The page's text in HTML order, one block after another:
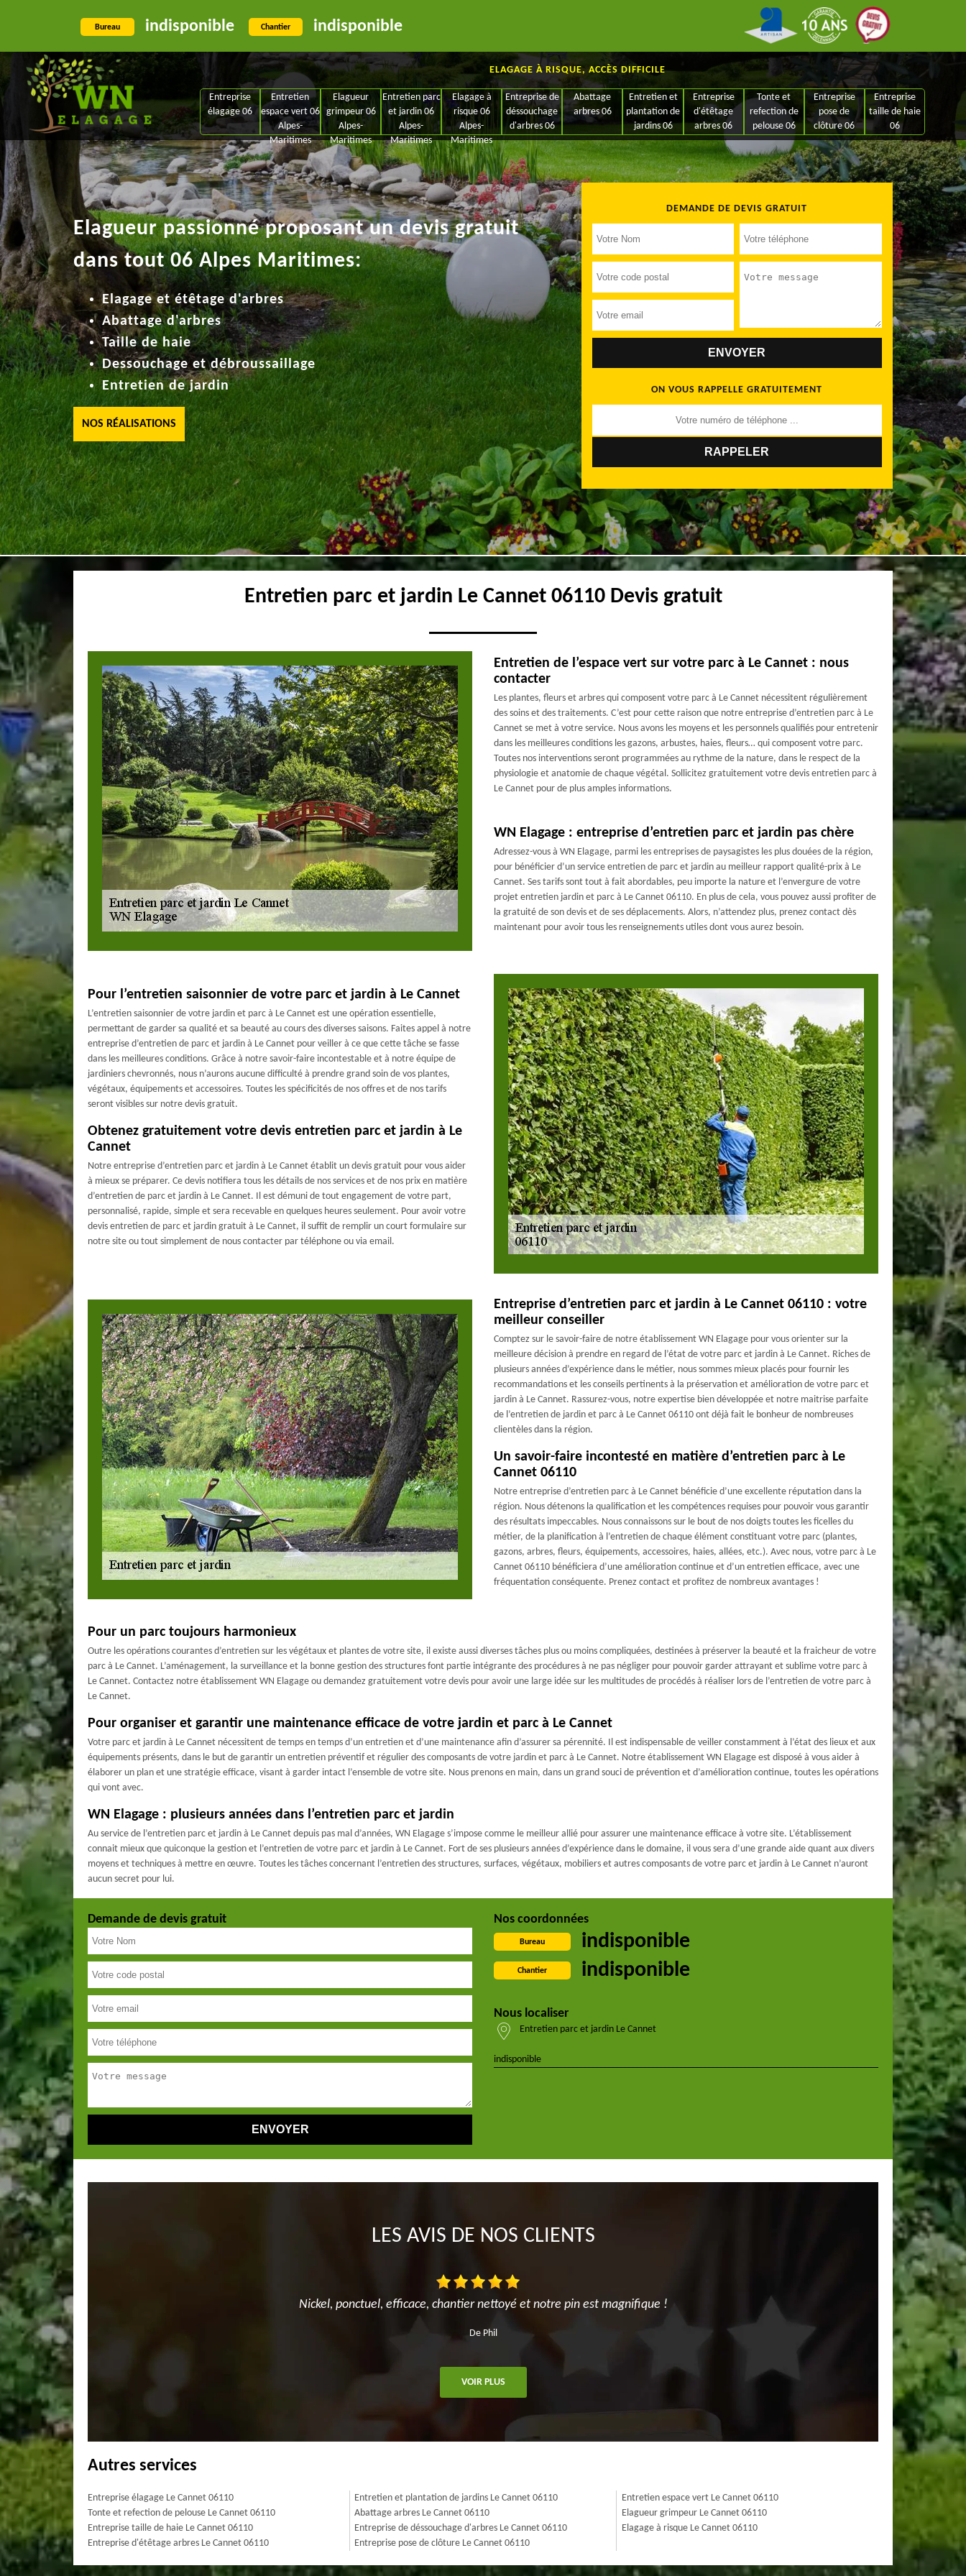
Bureau indisponible Chantier indisponible
ELAGAGE À RISQUE, ACCÈS DIFFICILE
Entreprise
élagage 06
Entretien
espace vert 06
Alpes-
Maritimes
Elagueur
grimpeur 06
Alpes-
Maritimes
Entretien parc
et jardin 06
Alpes-
Maritimes
Elagage à
risque 06
Alpes-
Maritimes
Entreprise de
déssouchage
d'arbres 06
Abattage
arbres 06
Entretien et
plantation de
jardins 06
Entreprise
d'étêtage
arbres 06
Tonte et
refection de
pelouse 06
Entreprise
pose de
clôture 06
Entreprise
taille de haie
06
DEMANDE DE DEVIS GRATUIT
ON VOUS RAPPELLE GRATUITEMENT
Elagueur passionné proposant un devis gratuit
dans tout 06 Alpes Maritimes:
Elagage et étêtage d'arbres
Abattage d'arbres
Taille de haie
Dessouchage et débroussaillage
Entretien de jardin
NOS RÉALISATIONS
Entretien parc et jardin Le Cannet 06110 Devis gratuit
Entretien de l’espace vert sur votre parc à Le Cannet : nous
contacter
Les plantes, fleurs et arbres qui composent votre parc à Le Cannet nécessitent régulièrement
des soins et des traitements. C’est pour cette raison que notre entreprise d’entretien parc à Le
Cannet se met à votre service. Nous avons les moyens et les personnels qualifiés pour entretenir
dans les meilleures conditions les gazons, arbustes, haies, fleurs… qui composent votre parc.
Toutes nos interventions seront programmées au rythme de la nature, dans le respect de la
physiologie et anatomie de chaque végétal. Sollicitez gratuitement votre devis entretien parc à
Le Cannet pour de plus amples informations.
WN Elagage : entreprise d’entretien parc et jardin pas chère
Adressez-vous à WN Elagage, parmi les entreprises de paysagistes les plus douées de la région,
pour bénéficier d’un service entretien de parc et jardin au meilleur rapport qualité-prix à Le
Cannet. Ses tarifs sont tout à fait abordables, peu importe la nature et l’envergure de votre
projet entretien jardin et parc à Le Cannet 06110. En plus de cela, vous pouvez aussi profiter de
la gratuité de son devis et de ses déplacements. Alors, n’attendez plus, prenez contact dès
maintenant pour avoir tous les renseignements utiles dont vous aurez besoin.
Pour l’entretien saisonnier de votre parc et jardin à Le Cannet
L’entretien saisonnier de votre jardin et parc à Le Cannet est une opération essentielle,
permettant de garder sa qualité et sa beauté au cours des diverses saisons. Faites appel à notre
entreprise d’entretien de parc et jardin à Le Cannet pour veiller à ce que cette tâche se fasse
dans les meilleures conditions. Grâce à notre savoir-faire incontestable et à notre équipe de
jardiniers chevronnés, nous n’aurons aucune difficulté à prendre grand soin de vos plantes,
végétaux, équipements et accessoires. Toutes les spécificités de nos offres et de nos tarifs
seront visibles sur notre devis gratuit.
Obtenez gratuitement votre devis entretien parc et jardin à Le
Cannet
Notre entreprise d’entretien parc et jardin à Le Cannet établit un devis gratuit pour vous aider
à mieux se préparer. Ce devis notifiera tous les détails de nos services et de nos prix en matière
d’entretien de parc et jardin à Le Cannet. Il est démuni de tout engagement de votre part,
personnalisé, rapide, simple et sera recevable en quelques heures seulement. Pour avoir votre
devis entretien de parc et jardin gratuit à Le Cannet, il suffit de remplir un court formulaire sur
notre site ou tout simplement de nous contacter par téléphone ou via email.
Entreprise d’entretien parc et jardin à Le Cannet 06110 : votre
meilleur conseiller
Comptez sur le savoir-faire de notre établissement WN Elagage pour vous orienter sur la
meilleure décision à prendre en regard de l’état de votre parc et jardin à Le Cannet. Riches de
plusieurs années d’expérience dans le métier, nous sommes mieux placés pour fournir les
recommandations et les conseils pertinents à la préservation et amélioration de votre parc et
jardin à Le Cannet. Rassurez-vous, notre expertise bien développée et notre maitrise parfaite
de l’entretien de jardin et parc à Le Cannet 06110 ont déjà fait le bonheur de nombreuses
clientèles dans la région.
Un savoir-faire incontesté en matière d’entretien parc à Le
Cannet 06110
Notre entreprise d’entretien parc à Le Cannet bénéficie d’une excellente réputation dans la
région. Nous détenons la qualification et les compétences requises pour pouvoir vous garantir
des résultats impeccables. Nous connaissons sur le bout de nos doigts toutes les ficelles du
métier, de la planification à l’entretien de chaque élément constituant votre parc (plantes,
gazons, arbres, fleurs, équipements, accessoires, haies, allées, etc.). Avec nous, votre parc à Le
Cannet 06110 bénéficiera d’une amélioration continue et d’un entretien efficace, avec une
fréquentation conséquente. Prenez contact et profitez de nombreux avantages !
Pour un parc toujours harmonieux
Outre les opérations courantes d’entretien sur les végétaux et plantes de votre site, il existe aussi diverses tâches plus ou moins compliquées, destinées à préserver la beauté et la fraicheur de votre
parc à Le Cannet. L’aménagement, la surveillance et la bonne gestion des structures font partie intégrante des procédures à ne pas négliger pour pouvoir garder attrayant et sublime votre parc à
Le Cannet. Contactez notre établissement WN Elagage ou demandez gratuitement votre devis pour avoir une large idée sur les multitudes de procédés à réaliser lors de l’entretien de votre parc à
Le Cannet.
Pour organiser et garantir une maintenance efficace de votre jardin et parc à Le Cannet
Votre parc et jardin à Le Cannet nécessitent de temps en temps d’un entretien et d’une maintenance afin d’assurer sa pérennité. Il est indispensable de veiller constamment à l’état des lieux et aux
équipements présents, dans le but de garantir un entretien préventif et régulier des composants de votre jardin et parc à Le Cannet. Notre établissement WN Elagage est disposé à vous aider à
élaborer un plan et une stratégie efficace, visant à garder intact l’ensemble de votre site. Nous prenons en main, dans un grand souci de prévention et d’amélioration continue, toutes les opérations
qui vont avec.
WN Elagage : plusieurs années dans l’entretien parc et jardin
Au service de l’entretien parc et jardin à Le Cannet depuis pas mal d’années, WN Elagage s’impose comme le meilleur allié pour assurer une maintenance efficace à votre site. L’établissement
connait mieux que quiconque la gestion et l’entretien de votre parc et jardin à Le Cannet. Fort de ses plusieurs années d’expérience dans le domaine, il vous sera d’une grande aide quant aux divers
moyens et techniques à mettre en œuvre. Toutes les tâches concernant l’entretien des structures, surfaces, végétaux, mobiliers et autres composants de votre parc et jardin à Le Cannet n’auront
aucun secret pour lui.
Demande de devis gratuit Nos coordonnées
Bureau indisponible
Chantier indisponible
Nous localiser
Entretien parc et jardin Le Cannet
indisponible
LES AVIS DE NOS CLIENTS
Nickel, ponctuel, efficace, chantier nettoyé et notre pin est magnifique !
De Phil
VOIR PLUS
Autres services
Entreprise élagage Le Cannet 06110
Tonte et refection de pelouse Le Cannet 06110
Entreprise taille de haie Le Cannet 06110
Entreprise d'étêtage arbres Le Cannet 06110
Entretien et plantation de jardins Le Cannet 06110
Abattage arbres Le Cannet 06110
Entreprise de déssouchage d'arbres Le Cannet 06110
Entreprise pose de clôture Le Cannet 06110
Entretien espace vert Le Cannet 06110
Elagueur grimpeur Le Cannet 06110
Elagage à risque Le Cannet 06110